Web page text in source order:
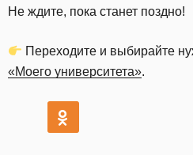
Не ждите, пока станет поздно!
Переходите и выбирайте
«Моего университета».